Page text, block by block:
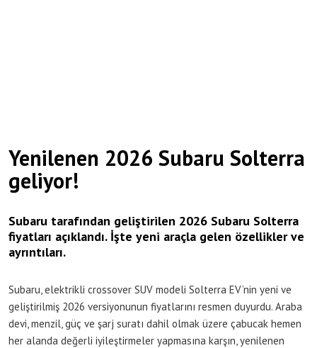
Yenilenen 2026 Subaru Solterra
geliyor!
Subaru tarafından geliştirilen 2026 Subaru Solterra
fiyatları açıklandı. İşte yeni araçla gelen özellikler ve
ayrıntıları.
Subaru, elektrikli crossover SUV modeli Solterra EV’nin yeni ve
geliştirilmiş 2026 versiyonunun fiyatlarını resmen duyurdu. Araba
devi, menzil, güç ve şarj suratı dahil olmak üzere çabucak hemen
her alanda değerli iyileştirmeler yapmasına karşın, yenilenen